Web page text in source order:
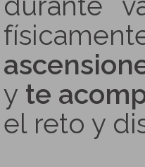
y te
el reto y